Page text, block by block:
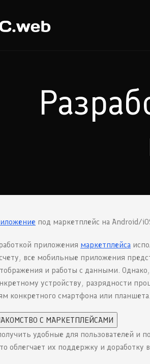
под маркетплейс на Android/
приложения маркетплейса
все мобильные приложения
и работы с данными.
устройству, разрядности
конкретного смартфона или планшета.
С МАРКЕТПЛЕЙСАМИ
удобные для пользователей
облегчает их поддержку и доработку